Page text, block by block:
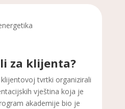
za klijenta?
tvrtki organizirali
vještina koja je
akademije bio je